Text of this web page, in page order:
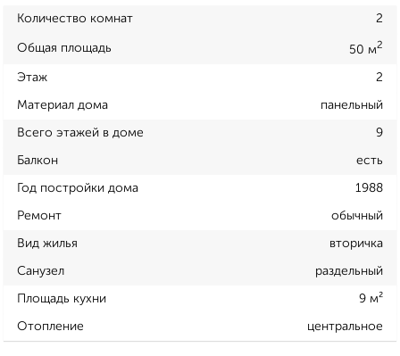
Количество комнат 2
Общая площадь 50 м2
Этаж 2
Материал дома панельный
Всего этажей в доме 9
Балкон есть
Год постройки дома 1988
Ремонт обычный
Вид жилья вторичка
Санузел раздельный
Площадь кухни 9 м²
Отопление центральное